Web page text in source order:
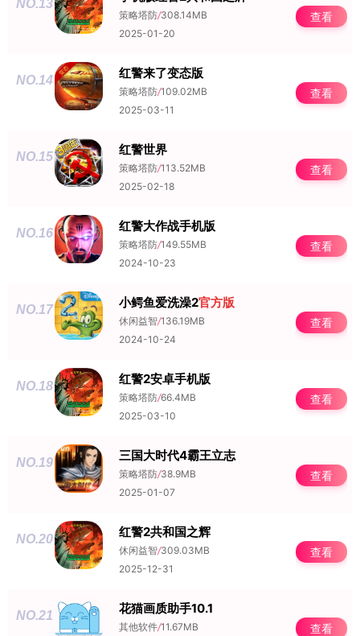
NO.13
策略塔防/308.14MB
2025-01-20
查看
NO.14 红警来了变态版
策略塔防/109.02MB
2025-03-11
查看
NO.15 红警世界
策略塔防/113.52MB
2025-02-18
查看
NO.16 红警大作战手机版
策略塔防/149.55MB
2024-10-23
查看
NO.17 小鳄鱼爱洗澡2官方版
休闲益智/136.19MB
2024-10-24
查看
NO.18 红警2安卓手机版
策略塔防/66.4MB
2025-03-10
查看
NO.19 三国大时代4霸王立志
策略塔防/38.9MB
2025-01-07
查看
NO.20 红警2共和国之辉
休闲益智/309.03MB
2025-12-31
查看
NO.21 花猫画质助手10.1
其他软件/11.67MB
查看